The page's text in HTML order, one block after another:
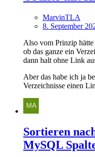
MarvinTLA
8. September
Also vom Prinzip
ob das ganze ein
dann halt ohne Link
Aber das habe ich ja
Verzeichnisse einen
Sortieren
MySQL